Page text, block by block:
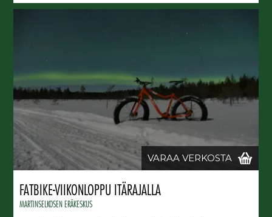
VARAA VERKOSTA
FATBIKE-VIIKONLOPPU ITÄRAJALLA
MARTINSELKOSEN ERÄKESKUS